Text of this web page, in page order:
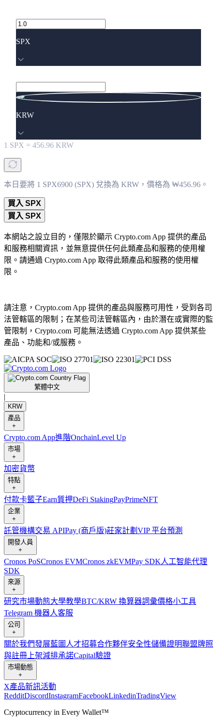
SPX
KRW
1 SPX = 456.96 KRW
本日要將 1 SPX6900 (SPX) 兌換為 KRW，價格為 ₩456.96。
買入 SPX
買入 SPX
本網站之設立目的，僅限於顯示 Crypto.com App 提供的產品
和服務相關資訊，並無意提供任何此類產品和服務的使用權
限。請通過 Crypto.com App 取得此類產品和服務的使用權
限。
請注意，Crypto.com App 提供的產品與服務可用性，受到各司
法管轄區的限制；在某些司法管轄區內，由於潛在或實際的監
管限制，Crypto.com 可能無法透過 Crypto.com App 提供某些
產品、功能和/或服務。
繁體中文
|
KRW
產品
+
Crypto.com App進階OnchainLevel Up
市場
+
加密貨幣
特點
+
付款卡籃子Earn質押DeFi StakingPayPrimeNFT
企業
+
託管機構交易 APIPay (商戶版)莊家計劃 VIP 平台預測
開發人員
+
Cronos PoSCronos EVMCronos zkEVMPay SDK人工智能代理
SDK
來源
+
研究市場動態大學教學BTC/KRW 換算器詞彙價格小工具
Telegram 機器人客服
公司
+
關於我們發展藍圖 人才招募合作夥伴安全性儲備證明聯盟牌照
與註冊 上架減排承諾Capital驗證
市場動態
+
X產品新訊活動
RedditDiscordInstagramFacebookLinkedinTradingView
Cryptocurrency in Every Wallet™